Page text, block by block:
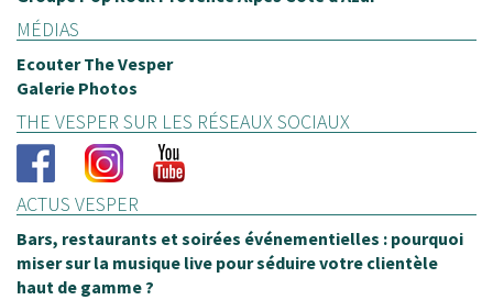
MÉDIAS
Ecouter The Vesper
Galerie Photos
THE VESPER SUR LES RÉSEAUX SOCIAUX
ACTUS VESPER
Bars, restaurants et soirées événementielles : pourquoi
miser sur la musique live pour séduire votre clientèle
haut de gamme ?